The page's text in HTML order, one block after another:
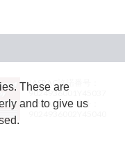
JASRAC許諾番号：
9024936001Y45037
JASRAC許諾番号：
These are
and to give us